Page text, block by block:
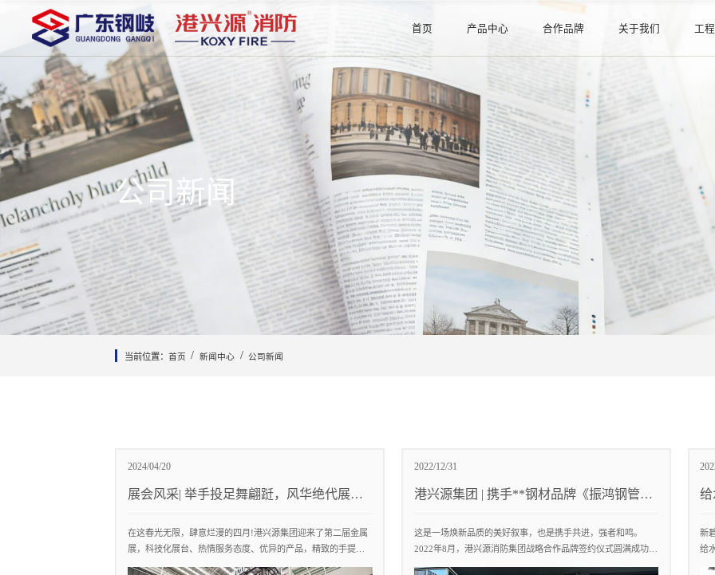
首页 产品中心
阀门系列
管件系列
消防器材
合作品牌
阿里巴巴直营店
关于我们 工
公司新闻
当前位置： 首页 / 新闻中心 / 公司新闻
2024/04/20
展会风采| 举手投足舞翩跹，风华绝代展宏
在这春光无限，肆意烂漫的四月!港兴源集团迎来了第二届金属
展，科技化展台、热情服务态度、优异的产品，精致的手提赠
2022/12/31
港兴源集团 | 携手**钢材品牌《振鸿钢管》
这是一场焕新品质的美好叙事，也是携手共进，强者和鸣。
2022年8月，港兴源消防集团战略合作品牌签约仪式圆满成功，
新
给